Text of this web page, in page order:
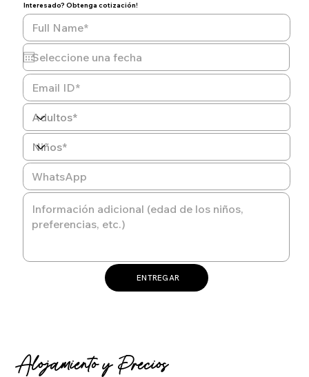
Interesado? Obtenga cotización!
ENTREGAR
Alojamiento y Precios